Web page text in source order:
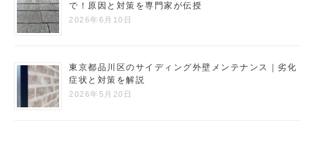
で！原因と対策を専門家が伝授
2026年6月10日
東京都品川区のサイディング外壁メンテナンス｜劣化
症状と対策を解説
2026年5月20日